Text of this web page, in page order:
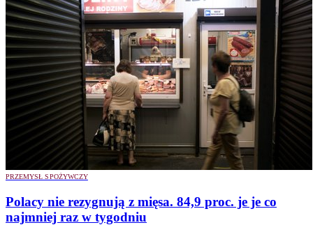
PRZEMYSŁ SPOŻYWCZY
Polacy nie rezygnują z mięsa. 84,9 proc. je je co
najmniej raz w tygodniu